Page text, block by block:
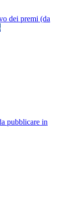
dei premi (da
pubblicare in